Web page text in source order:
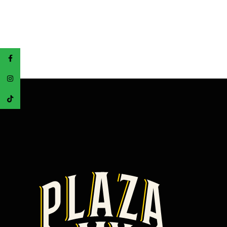
Instagram